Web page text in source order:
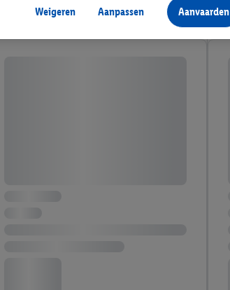
d.w.z. advertenties voor producten waarin
aan uw winkelmandje toe te voegen, maar het
diensten worden weergegeven als er met behulp
Weigeren Aanpassen Aanvaarden